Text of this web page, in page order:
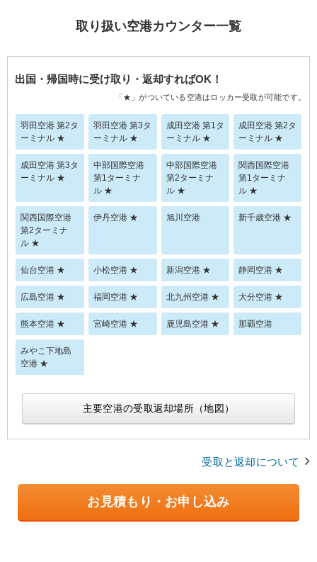
取り扱い空港カウンター一覧
出国・帰国時に受け取り・返却すればOK！
「★」がついている空港はロッカー受取が可能です。
羽田空港 第2タ
ーミナル ★
羽田空港 第3タ
ーミナル ★
成田空港 第1タ
ーミナル ★
成田空港 第2タ
ーミナル ★
成田空港 第3タ
ーミナル ★
中部国際空港
第1ターミナ
ル ★
中部国際空港
第2ターミナ
ル ★
関西国際空港
第1ターミナ
ル ★
関西国際空港
第2ターミナ
ル ★
伊丹空港 ★ 旭川空港 新千歳空港 ★
仙台空港 ★ 小松空港 ★ 新潟空港 ★ 静岡空港 ★
広島空港 ★ 福岡空港 ★ 北九州空港 ★ 大分空港 ★
熊本空港 ★ 宮崎空港 ★ 鹿児島空港 ★ 那覇空港
みやこ下地島
空港 ★
主要空港の受取返却場所（地図）
受取と返却について
お見積もり・お申し込み